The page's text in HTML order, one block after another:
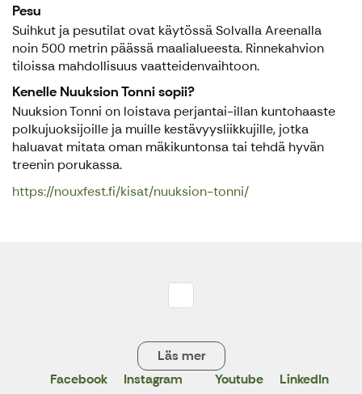
Pesu
Suihkut ja pesutilat ovat käytössä Solvalla Areenalla
noin 500 metrin päässä maalialueesta. Rinnekahvion
tiloissa mahdollisuus vaatteidenvaihtoon.
Kenelle Nuuksion Tonni sopii?
Nuuksion Tonni on loistava perjantai-illan kuntohaaste
polkujuoksijoille ja muille kestävyysliikkujille, jotka
haluavat mitata oman mäkikuntonsa tai tehdä hyvän
treenin porukassa.
https://nouxfest.fi/kisat/nuuksion-tonni/
Läs mer
Facebook
Instagram Youtube LinkedIn